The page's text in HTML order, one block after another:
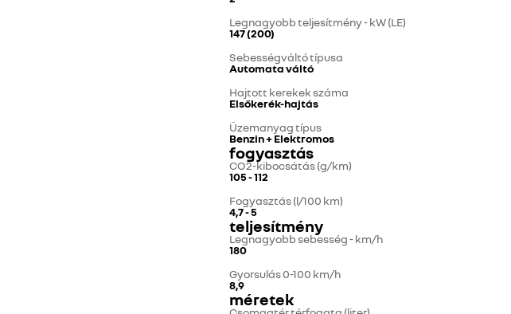
Legnagyobb teljesítmény - kW (LE)
147 (200)
Sebességváltó típusa
Automata váltó
Hajtott kerekek száma
Elsőkerék-hajtás
Üzemanyag típus
Benzin + Elektromos
fogyasztás
CO2-kibocsátás (g/km)
105 - 112
Fogyasztás (l/100 km)
4,7 - 5
teljesítmény
Legnagyobb sebesség - km/h
180
Gyorsulás 0-100 km/h
8,9
méretek